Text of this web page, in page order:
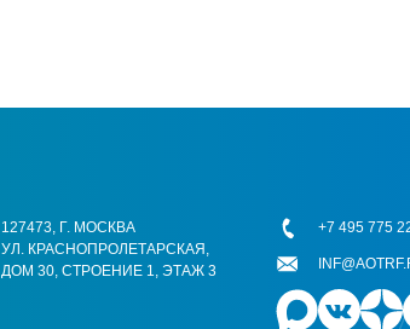
127473, Г. МОСКВА
УЛ. КРАСНОПРОЛЕТАРСКАЯ,
ДОМ 30, СТРОЕНИЕ 1, ЭТАЖ 3
+7 495 775